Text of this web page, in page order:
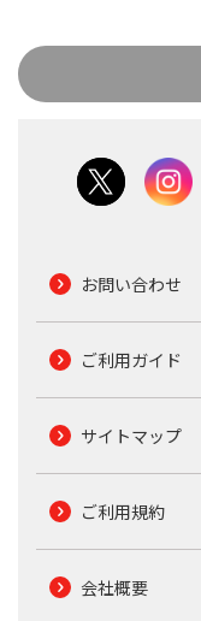
お問い合わせ
ご利用ガイド
サイトマップ
ご利用規約
会社概要